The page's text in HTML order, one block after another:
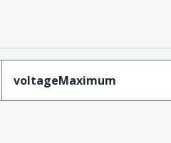
voltageMaximum